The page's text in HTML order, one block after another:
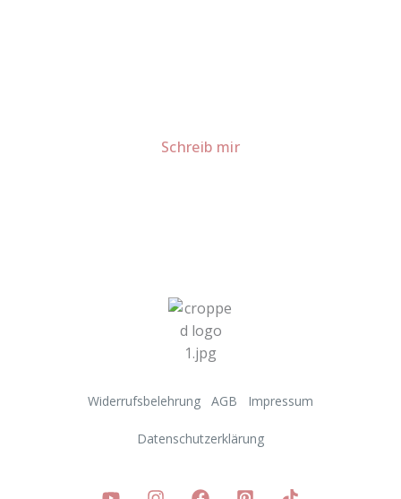
Schreib mir
Widerrufsbelehrung AGB Impressum
Datenschutzerklärung